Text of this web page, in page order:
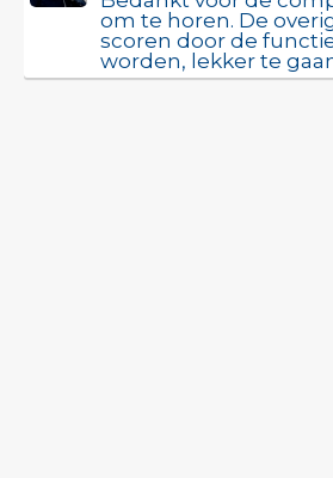
om te horen. De
scoren door de
worden, lekker te